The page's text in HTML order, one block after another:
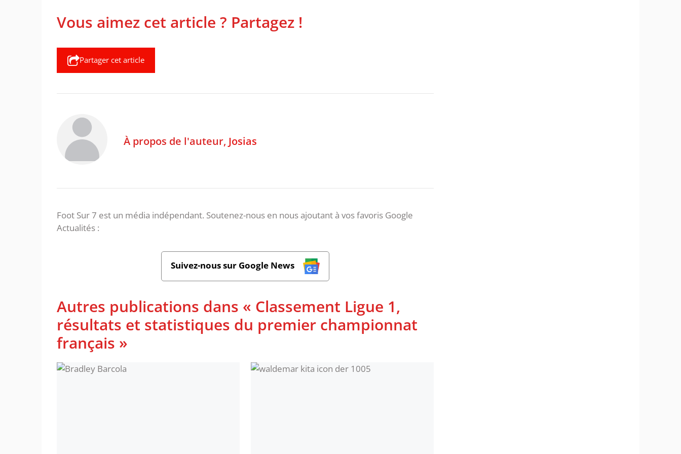
Vous aimez cet article ? Partagez !
Partager cet article
À propos de l'auteur, Josias
Foot Sur 7 est un média indépendant. Soutenez-nous en nous ajoutant à vos favoris Google
Actualités :
Suivez-nous sur Google News
Autres publications dans « Classement Ligue 1,
résultats et statistiques du premier championnat
français »